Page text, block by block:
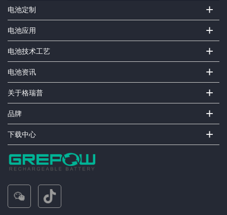
电池定制 +
电池应用 +
电池技术工艺 +
电池资讯 +
关于格瑞普 +
品牌 +
下载中心 +